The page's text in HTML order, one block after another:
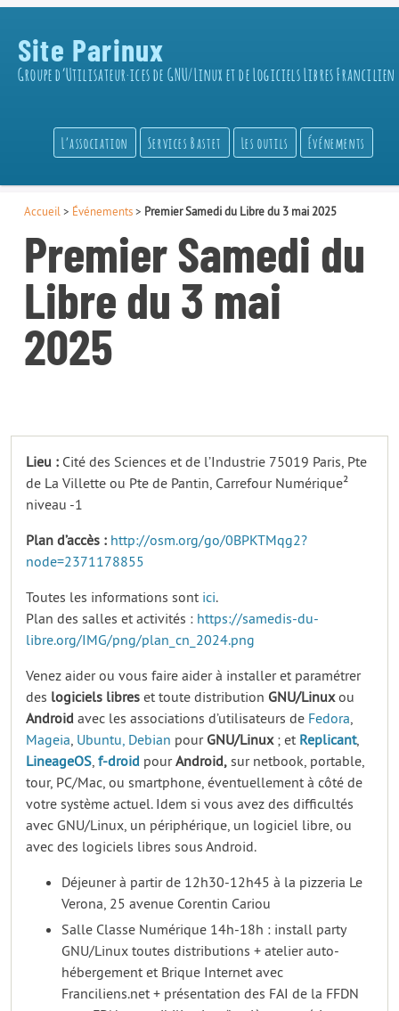
Site Parinux
Groupe d’Utilisateur·ices de GNU/Linux et de Logiciels Libres Francilien
L’association Services Bastet Les outils Événements
Accueil > Événements> Premier Samedi du Libre du 3 mai 2025
Premier Samedi du
Libre du 3 mai
2025
Lieu : Cité des Sciences et de l’Industrie 75019 Paris, Pte
de La Villette ou Pte de Pantin, Carrefour Numérique²
niveau -1
Plan d’accès : http://osm.org/go/0BPKTMqg2?
node=2371178855
Toutes les informations sont ici.
Plan des salles et activités : https://samedis-du-
libre.org/IMG/png/plan_cn_2024.png
Venez aider ou vous faire aider à installer et paramétrer
des logiciels libres et toute distribution GNU/Linuxou
Android avec les associations d’utilisateurs de Fedora,
Mageia, Ubuntu, Debian pour GNU/Linux; et Replicant,
LineageOS, f-droid pourAndroid, sur netbook, portable,
tour, PC/Mac, ou smartphone, éventuellement à côté de
votre système actuel. Idem si vous avez des difficultés
avec GNU/Linux, un périphérique, un logiciel libre, ou
avec des logiciels libres sous Android.
Déjeuner à partir de 12h30-12h45 à la pizzeria Le
Verona, 25 avenue Corentin Cariou
Salle Classe Numérique 14h-18h : install party
GNU/Linux toutes distributions + atelier auto-
hébergement et Brique Internet avec
Franciliens.net + présentation des FAI de la FFDN